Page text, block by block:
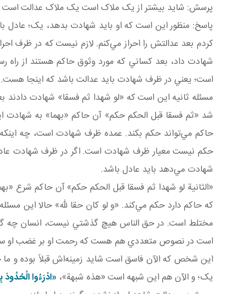
پرسش: شايد بيشتر از يک ملاک است يک ملاک عدالت
پاسخ: منظور اين است که او بايد شهادت بدهد، يک؛ عادل
کردم بعد عدالتش را احراز مي‌کنم. لازم نيست که در
شهادت داد، بعد کساني که مورد وثوق حاکم هستند از
است؛ يعني در ظرف شهادت بايد عدالت باشد که اينجا هست.
مسئله ثانيه اين است که «لو شهدا ثم فسقا» شهادت
شد «ثم فسقا قبل الحکم حکم» آن حاکم «بهما» به
حاکم مي‌تواند حکم بکند. عمده ظرف شهادت است، چه
حکم نيست معيار ظرف شهادت است. اگر در ظرف شهادت
شهادت مي‌دهد بايد عادل باشد.
«الثانية لو شهدا ثم فسقا قبل الحکم حکم» آن حاکم شرع
که حاکم دارد حکم مي‌کند. «و لو كان حقا لله» حالا
مختلط است. در حق الناس هيچ گذشتي نيست، انسان چه
است در نصوص متعددي هم هست که رحمت او بر غضب او
اين شخص که الآن فاسق است شايد زمينه‌اش قبلاً بوده و ما
يک؛ و الآن هم اين شبهه است «هذه شبهة»، «ادْرَءُوا الْحُدُودَ